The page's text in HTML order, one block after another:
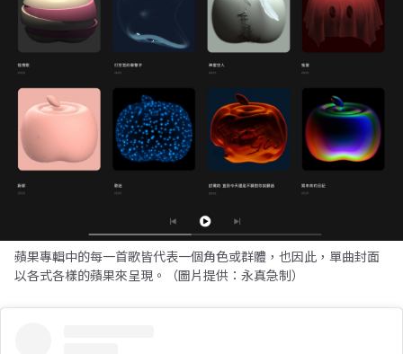
蘋果專輯中的每一首歌皆代表一個角色或群體，也因此，單曲封面
以各式各樣的蘋果來呈現。（圖片提供：永真急制）